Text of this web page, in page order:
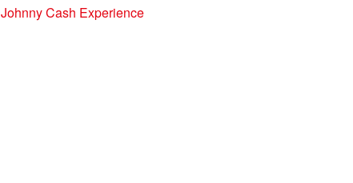
Johnny Cash Experience